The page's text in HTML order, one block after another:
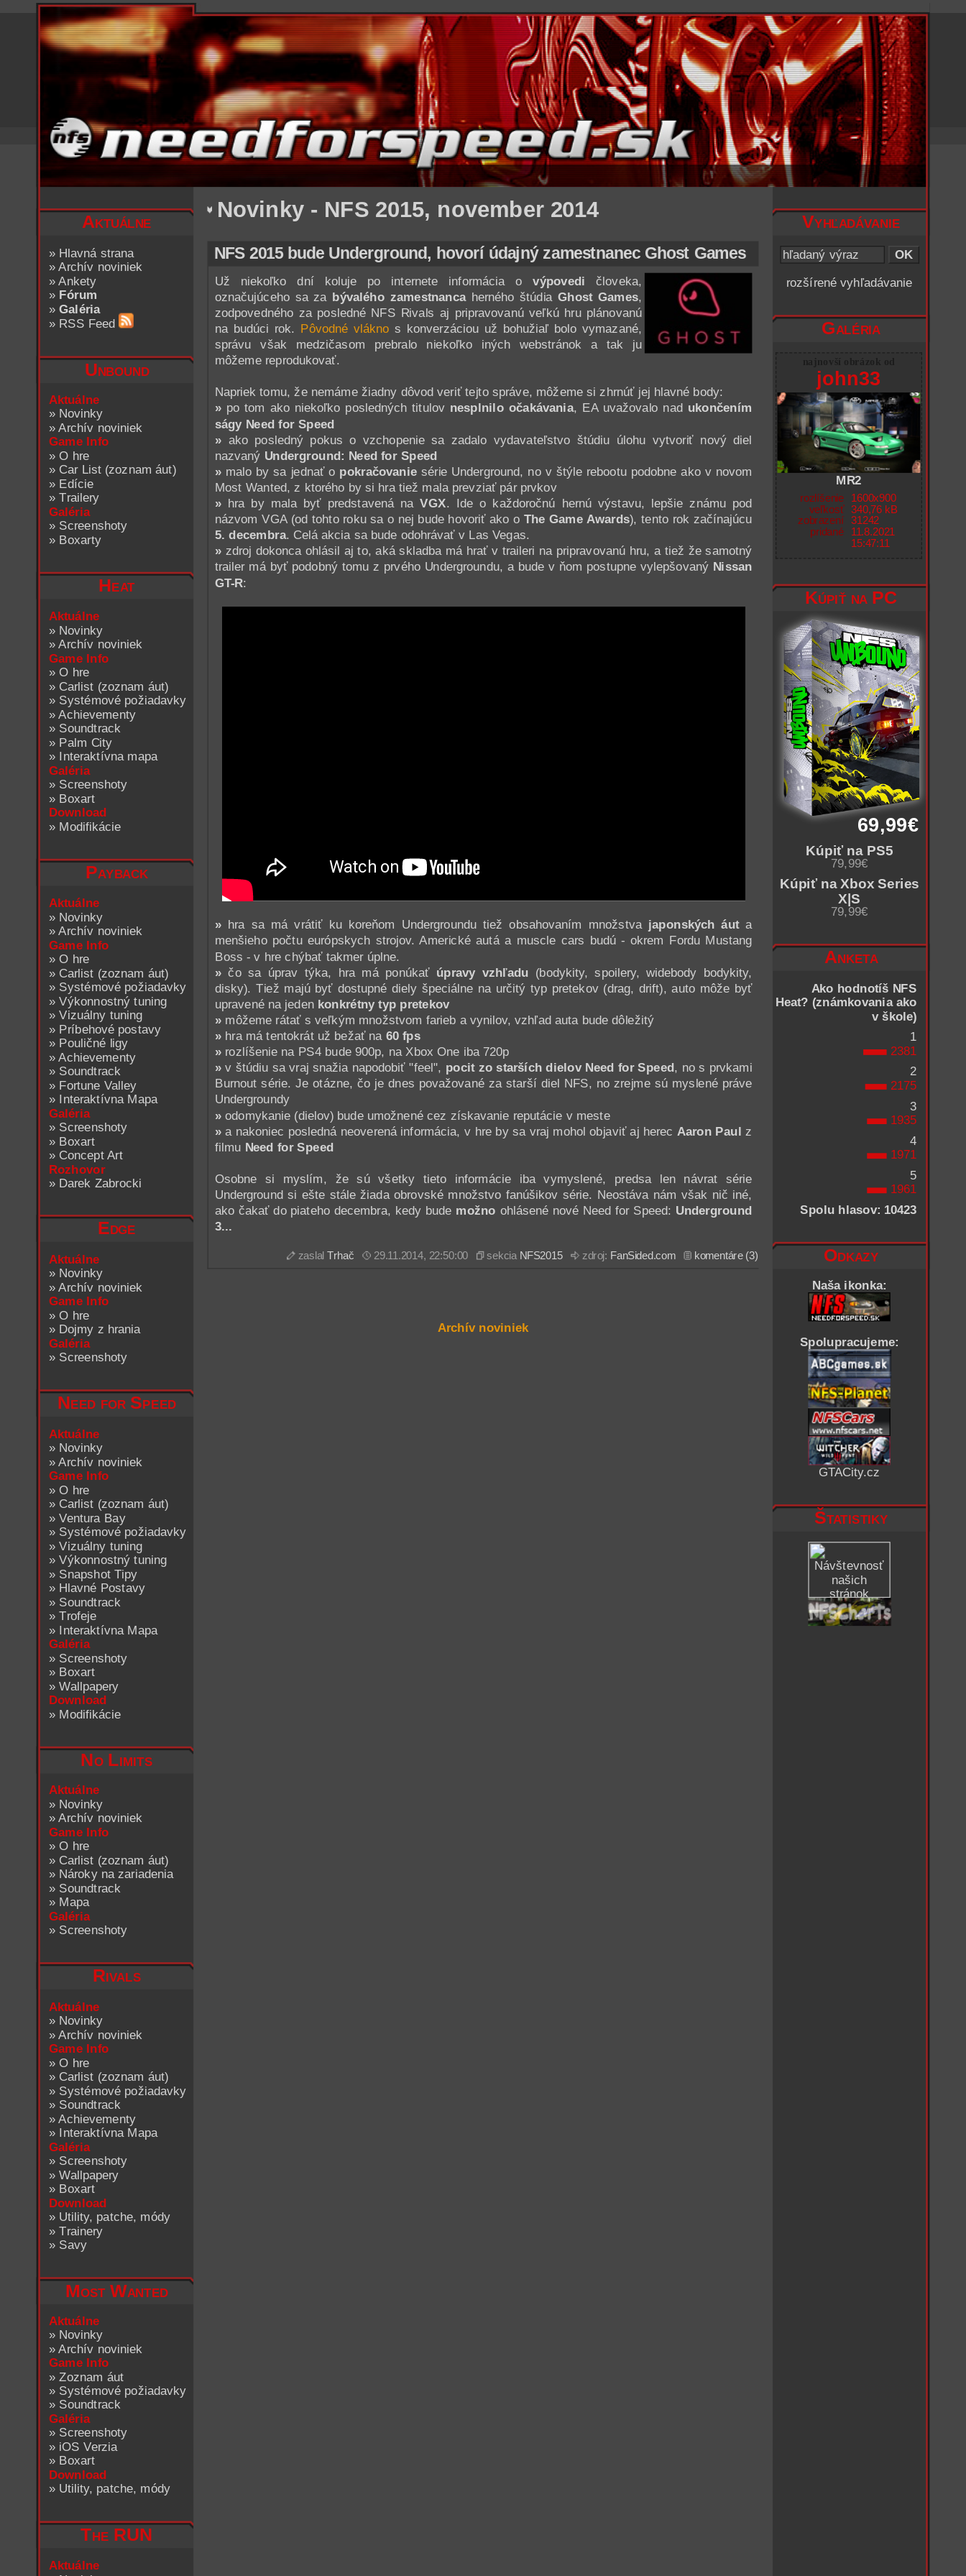
Aktuálne
» Hlavná strana
»Archív noviniek
»Ankety
» Fórum
»Galéria
» RSS Feed
Unbound
Aktuálne
» Novinky
»Archív noviniek
Game Info
»O hre
» Car List (zoznam áut)
» Edície
»Trailery
Galéria
» Screenshoty
» Boxarty
Heat
Aktuálne
» Novinky
»Archív noviniek
Game Info
»O hre
» Carlist (zoznam áut)
» Systémové požiadavky
»Achievementy
» Soundtrack
» Palm City
» Interaktívna mapa
Galéria
» Screenshoty
» Boxart
Download
» Modifikácie
Payback
Aktuálne
» Novinky
»Archív noviniek
Game Info
»O hre
» Carlist (zoznam áut)
» Systémové požiadavky
»Výkonnostný tuning
»Vizuálny tuning
» Príbehové postavy
» Pouličné ligy
»Achievementy
» Soundtrack
» Fortune Valley
» Interaktívna Mapa
Galéria
» Screenshoty
» Boxart
» Concept Art
Rozhovor
» Darek Zabrocki
Edge
Aktuálne
» Novinky
»Archív noviniek
Game Info
»O hre
» Dojmy z hrania
Galéria
» Screenshoty
Need for Speed
Aktuálne
» Novinky
»Archív noviniek
Game Info
»O hre
» Carlist (zoznam áut)
»Ventura Bay
» Systémové požiadavky
»Vizuálny tuning
»Výkonnostný tuning
» Snapshot Tipy
» Hlavné Postavy
» Soundtrack
»Trofeje
» Interaktívna Mapa
Galéria
» Screenshoty
» Boxart
»Wallpapery
Download
» Modifikácie
No Limits
Aktuálne
» Novinky
»Archív noviniek
Game Info
»O hre
» Carlist (zoznam áut)
» Nároky na zariadenia
» Soundtrack
» Mapa
Galéria
» Screenshoty
Rivals
Aktuálne
» Novinky
»Archív noviniek
Game Info
»O hre
» Carlist (zoznam áut)
» Systémové požiadavky
» Soundtrack
»Achievementy
» Interaktívna Mapa
Galéria
» Screenshoty
»Wallpapery
» Boxart
Download
» Utility, patche, módy
»Trainery
» Savy
Most Wanted
Aktuálne
» Novinky
»Archív noviniek
Game Info
»Zoznam áut
» Systémové požiadavky
» Soundtrack
Galéria
» Screenshoty
» iOS Verzia
» Boxart
Download
» Utility, patche, módy
The RUN
Aktuálne
Vyhľadávanie
rozšírené vyhľadávanie
Galéria
john33
MR2
rozlíšenie
veľkosť
zobrazení
pridané
1600x900
340,76 kB
31242
11.8.2021
15:47:11
Kúpiť na PC
69,99€
Kúpiť na PS5
79,99€
Kúpiť na Xbox Series
X|S
79,99€
Anketa
Ako hodnotíš NFS
Heat? (známkovania ako
v škole)
1
2381
2
2175
3
1935
4
1971
5
1961
Spolu hlasov: 10423
Odkazy
Naša ikonka:
Spolupracujeme:
GTACity.cz
Štatistiky
Novinky - NFS 2015, november 2014
NFS 2015 bude Underground, hovorí údajný zamestnanec Ghost Games
Už niekoľko dní koluje po internete informácia ovýpovedi človeka,
označujúceho sa za bývalého zamestnancaherného štúdiaGhost Games,
zodpovedného za posledné NFS Rivals aj pripravovanú veľkú hru plánovanú
na budúci rok. Pôvodné vlákno s konverzáciou už bohužiaľ bolo vymazané,
správu však medzičasom prebralo niekoľko iných webstránok a tak ju
môžeme reprodukovať.
Napriek tomu, že nemáme žiadny dôvod veriť tejto správe, môžeme si zhrnúť jej hlavné body:
» po tom ako niekoľko posledných titulov nesplnilo očakávania, EA uvažovalo nad ukončením
ságy Need for Speed
» ako posledný pokus o vzchopenie sa zadalo vydavateľstvo štúdiu úlohu vytvoriť nový diel
nazvaný Underground: Need for Speed
» malo by sa jednať o pokračovanie série Underground, no v štýle rebootu podobne ako v novom
Most Wanted, z ktorého by si hra tiež mala prevziať pár prvkov
» hra by mala byť predstavená naVGX. Ide o každoročnú hernú výstavu, lepšie známu pod
názvom VGA (od tohto roku sa o nej bude hovoriť ako o The Game Awards), tento rok začínajúcu
5. decembra. Celá akcia sa bude odohrávať v Las Vegas.
» zdroj dokonca ohlásil aj to, aká skladba má hrať v traileri na pripravovanú hru, a tiež že samotný
trailer má byť podobný tomu z prvého Undergroundu, a bude v ňom postupne vylepšovaný Nissan
GT-R:
» hra sa má vrátiť ku koreňom Undergroundu tiež obsahovaním množstva japonských áuta
menšieho počtu európskych strojov. Americké autá a muscle cars budú - okrem Fordu Mustang
Boss - v hre chýbať takmer úplne.
» čo sa úprav týka, hra má ponúkať úpravy vzhľadu (bodykity, spoilery, widebody bodykity,
disky). Tiež majú byť dostupné diely špeciálne na určitý typ pretekov (drag, drift), auto môže byť
upravené na jeden konkrétny typ pretekov
» môžeme rátať s veľkým množstvom farieb a vynilov, vzhľad auta bude dôležitý
» hra má tentokrát už bežať na 60 fps
» rozlíšenie na PS4 bude 900p, na Xbox One iba 720p
» v štúdiu sa vraj snažia napodobiť "feel", pocit zo starších dielov Need for Speed, no s prvkami
Burnout série. Je otázne, čo je dnes považované za starší diel NFS, no zrejme sú myslené práve
Undergroundy
» odomykanie (dielov) bude umožnené cez získavanie reputácie v meste
» a nakoniec posledná neoverená informácia, v hre by sa vraj mohol objaviť aj herec Aaron Paul z
filmu Need for Speed
Osobne si myslím, že sú všetky tieto informácie iba vymyslené, predsa len návrat série
Underground si ešte stále žiada obrovské množstvo fanúšikov série. Neostáva nám však nič iné,
ako čakať do piateho decembra, kedy bude možno ohlásené nové Need for Speed: Underground
3...
zaslal Trhač 29.11.2014, 22:50:00 sekcia NFS2015 zdroj: FanSided.com komentáre (3)
Archív noviniek